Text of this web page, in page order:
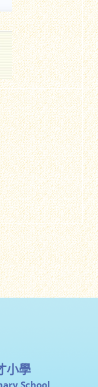
小學
School